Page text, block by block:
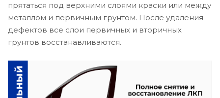
прятаться под верхними слоями краски или между
металлом и первичным грунтом. После удаления
дефектов все слои первичных и вторичных
грунтов восстанавливаются.